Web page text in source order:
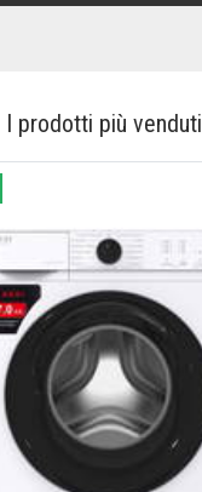
I prodotti più venduti